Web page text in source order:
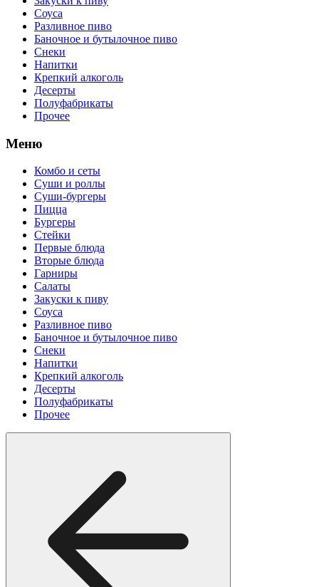
Соуса
Разливное пиво
Баночное и бутылочное пиво
Снеки
Напитки
Крепкий алкоголь
Десерты
Полуфабрикаты
Прочее
Меню
Комбо и сеты
Суши и роллы
Суши-бургеры
Пицца
Бургеры
Стейки
Первые блюда
Вторые блюда
Гарниры
Салаты
Закуски к пиву
Соуса
Разливное пиво
Баночное и бутылочное пиво
Снеки
Напитки
Крепкий алкоголь
Десерты
Полуфабрикаты
Прочее